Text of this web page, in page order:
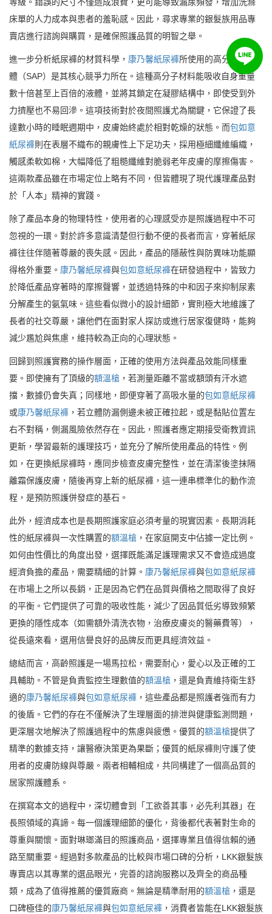
等級。錯誤的尺寸不僅造成浪費，更可能導致漏尿頻發，增加洗滌
床單的人力成本與患者的羞恥感。因此，尋求專業的銀髮族用品專
賣店進行諮詢與購買，是確保照護品質的明智之舉。
進一步分析紙尿褲的材質科學， 康乃馨紙尿褲所使用的高分子吸收
體（SAP）是其核心競爭力所在。這種高分子材料能吸收自身重量
數十倍甚至上百倍的液體，並將其鎖定在凝膠結構中，即使受到外
力擠壓也不易回滲。這項技術對於夜間照護尤為關鍵，它保證了長
達數小時的睡眠週期中，皮膚始終處於相對乾燥的狀態。而包如意
紙尿褲則在表層不織布的親膚性上下足功夫，採用極細纖維編織，
觸感柔軟如棉，大幅降低了粗糙纖維對脆弱老年皮膚的摩擦傷害。
這兩款產品雖在市場定位上略有不同，但皆體現了現代護理產品對
於「人本」精神的實踐。
除了產品本身的物理特性，使用者的心理感受亦是照護過程中不可
忽視的一環。對於許多意識清楚但行動不便的長者而言，穿著紙尿
褲往往伴隨著尊嚴的喪失感。因此，產品的隱蔽性與防異味功能顯
得格外重要。 康乃馨紙尿褲與包如意紙尿褲在研發過程中，皆致力
於降低產品穿著時的摩擦聲響，並透過特殊的中和因子來抑制尿素
分解產生的氨氣味。這些看似微小的設計細節，實則極大地維護了
長者的社交尊嚴，讓他們在面對家人探訪或進行居家復健時，能夠
減少尷尬與焦慮，維持較為正向的心理狀態。
回歸到照護實務的操作層面，正確的使用方法與產品效能同樣重
要。即使擁有了頂級的額溫槍 ，若測量距離不當或額頭有汗水遮
擋，數據仍會失真；同樣地，即便穿著了高吸水量的包如意紙尿褲
或康乃馨紙尿褲 ，若立體防漏側邊未被正確拉起，或是黏貼位置左
右不對稱，側漏風險依然存在。因此，照護者應定期接受衛教資訊
更新，學習最新的護理技巧，並充分了解所使用產品的特性。例
如，在更換紙尿褲時，應同步檢查皮膚完整性，並在清潔後塗抹隔
離霜保護皮膚，隨後再穿上新的紙尿褲，這一連串標準化的動作流
程，是預防照護併發症的基石。
此外，經濟成本也是長期照護家庭必須考量的現實因素。長期消耗
性的紙尿褲與一次性購置的額溫槍 ，在家庭開支中佔據一定比例。
如何由性價比的角度出發，選擇既能滿足護理需求又不會造成過度
經濟負擔的產品，需要精細的計算。 康乃馨紙尿褲與包如意紙尿褲
在市場上之所以長銷，正是因為它們在品質與價格之間取得了良好
的平衡。它們提供了可靠的吸收性能，減少了因品質低劣導致頻繁
更換的隱性成本（如需額外清洗衣物，治療皮膚炎的醫藥費等），
從長遠來看，選用信譽良好的品牌反而更具經濟效益。
總結而言，高齡照護是一場馬拉松，需要耐心，愛心以及正確的工
具輔助。不管是負責監控生理數值的額溫槍 ，還是負責維持衛生舒
適的康乃馨紙尿褲與包如意紙尿褲 ，這些產品都是照護者強而有力
的後盾。它們的存在不僅解決了生理層面的排泄與健康監測問題，
更深層次地解決了照護過程中的焦慮與疲憊。優質的額溫槍提供了
精準的數據支持，讓醫療決策更為果斷；優質的紙尿褲則守護了使
用者的皮膚防線與尊嚴。兩者相輔相成，共同構建了一個高品質的
居家照護體系。
在撰寫本文的過程中，深切體會到「工欲善其事，必先利其器」在
長照領域的真諦。每一個護理細節的優化，背後都代表著對生命的
尊重與關懷。面對琳瑯滿目的照護商品，選擇專業且值得信賴的通
路至關重要。經過對多款產品的比較與市場口碑的分析，LKK銀髮族
專賣店以其專業的選品眼光，完善的諮詢服務以及齊全的商品種
類，成為了值得推薦的優質廠商。無論是精準耐用的額溫槍 ，還是
口碑極佳的康乃馨紙尿褲與包如意紙尿褲 ，消費者皆能在LKK銀髮族